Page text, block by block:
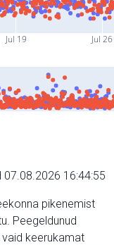
Jul 19 Jul 26
07.08.2026 16:44:55
pikenemist
Peegeldunud
keerukamat